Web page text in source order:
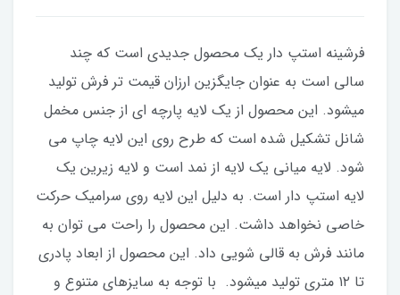
فرشینه استپ دار یک محصول جدیدی است که چند
سالی است به عنوان جایگزین ارزان قیمت تر فرش تولید
میشود. این محصول از یک لایه پارچه ای از جنس مخمل
شانل تشکیل شده است که طرح روی این لایه چاپ می
شود. لایه میانی یک لایه از نمد است و لایه زیرین یک
لایه استپ دار است. به دلیل این لایه روی سرامیک حرکت
خاصی نخواهد داشت. این محصول را راحت می توان به
مانند فرش به قالی شویی داد. این محصول از ابعاد پادری
تا ۱۲ متری تولید میشود. با توجه به سایزهای متنوع و